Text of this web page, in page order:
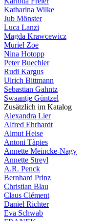
Katharina Wilke
Jub Mönster
Luca Lanzi
Magda Krawcewicz
Muriel Zoe
Nina Hotopp
Peter Buechler
Rudi Kargus
Ulrich Bittmann
Sebastian Gahntz
Swaantje Güntzel
Zusätzlich im Katalog
Alexandra Lier
Alfred Ehrhardt
Almut Heise
Antoni Tàpies
Annette Meincke-Nagy
Annette Streyl
A.R. Penck
Bernhard Prinz
Christian Blau
Claus Clément
Daniel Richter
Eva Schwab